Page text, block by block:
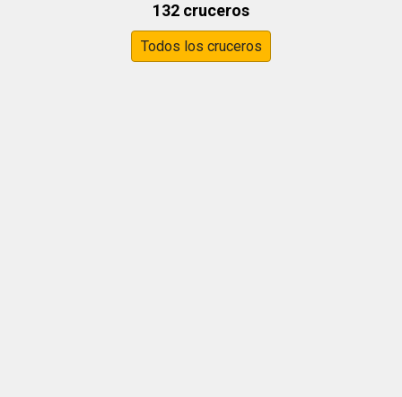
132 cruceros
Todos los cruceros